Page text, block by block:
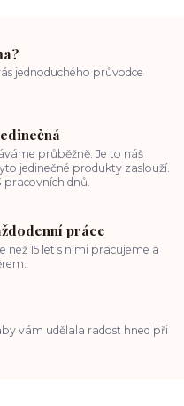
jednoduchého průvodce
průběžně. Je to náš
jedinečné produkty zaslouží.
pracovních dnů.
práce
než 15 let s nimi pracujeme a
vám udělala radost hned při